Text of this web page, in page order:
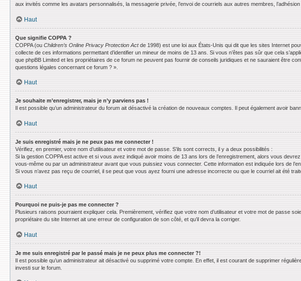
aux invités comme les avatars personnalisés, la messagerie privée, l’envoi de courriels aux autres membres,
Haut
Que signifie COPPA ?
COPPA (ou Children’s Online Privacy Protection Actde 1998) est une loi aux États-Unis qui dit que les sites Internet
collecte de ces informations permettant d’identifier un mineur de moins de 13 ans. Si vous n’êtes pas sûr que cela
que phpBB Limited et les propriétaires de ce forum ne peuvent pas fournir de conseils juridiques et ne sauraient être
questions légales concernant ce forum ? ».
Haut
Je souhaite m’enregistrer, mais je n’y parviens pas !
Il est possible qu’un administrateur du forum ait désactivé la création de nouveaux comptes. Il peut également avoir
Haut
Je suis enregistré mais je ne peux pas me connecter !
Vérifiez, en premier, votre nom d’utilisateur et votre mot de passe. S’ils sont corrects, il y a deux possibilités :
Si la gestion COPPA est active et si vous avez indiqué avoir moins de 13 ans lors de l’enregistrement, alors vous
vous-même ou par un administrateur avant que vous puissiez vous connecter. Cette information est indiquée lors de
Si vous n’avez pas reçu de courriel, il se peut que vous ayez fourni une adresse incorrecte ou que le courriel ait été
Haut
Pourquoi ne puis-je pas me connecter ?
Plusieurs raisons pourraient expliquer cela. Premièrement, vérifiez que votre nom d’utilisateur et votre mot de passe
propriétaire du site Internet ait une erreur de configuration de son côté, et qu’il devra la corriger.
Haut
Je me suis enregistré par le passé mais je ne peux plus me connecter ?!
Il est possible qu’un administrateur ait désactivé ou supprimé votre compte. En effet, il est courant de supprimer
investi sur le forum.